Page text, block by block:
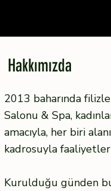
Hakkımızda
2013 baharında
Salonu & Spa,
amacıyla, her biri
kadrosuyla
Kurulduğu günden